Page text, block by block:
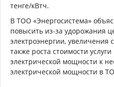
тенге/кВтч.
В ТОО «Энергосистема»
повысить из-за удорожания
электроэнергии, увеличения
также роста стоимости
электрической мощности к
электрической мощности в